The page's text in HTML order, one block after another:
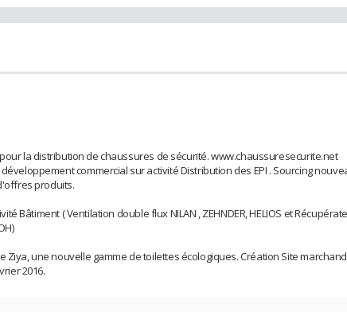
la distribution de chaussures de sécurité. www.chaussuresecurite.net
commercial sur activité Distribution des EPI . Sourcing
produits.
Bâtiment ( Ventilation double flux NILAN , ZEHNDER, HELIOS et
Ziya, une nouvelle gamme de toilettes écologiques. Création Site marchand
2016.